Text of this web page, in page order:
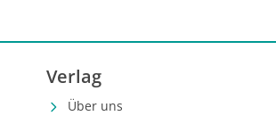
Verlag
Über uns